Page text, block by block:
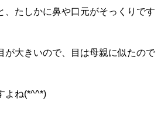
、たしかに鼻や口元がそっくりです
が大きいので、目は母親に似たので
よね(*^^*)